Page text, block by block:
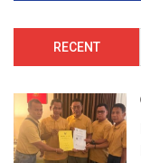
RECENT